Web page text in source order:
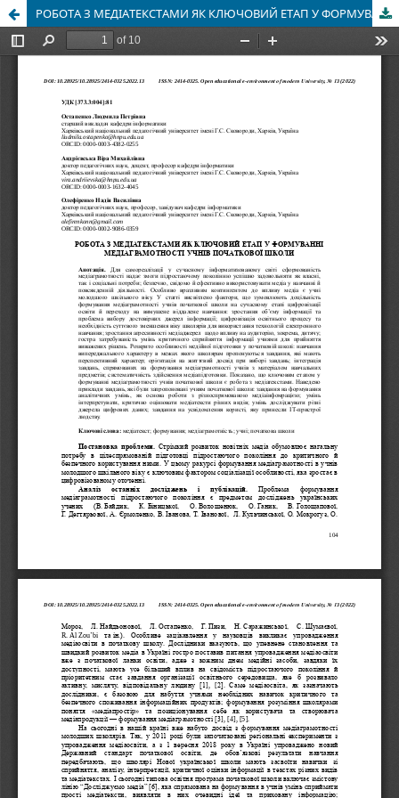
РОБОТА З МЕДІАТЕКСТАМИ ЯК КЛЮЧОВИЙ ЕТАП У ФОРМУВАННІ МЕДІАГРАМОТНОСТІ УЧНІВ ПОЧАТКОВОЇ ШКОЛИ